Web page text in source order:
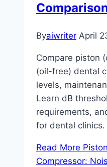
Byaiwriter April
Compare piston
(oil-free) dental
levels,
Learn dB
requirements,
for dental clinics.
Read More
Compressor: